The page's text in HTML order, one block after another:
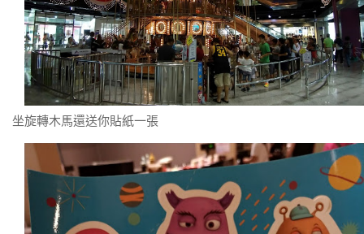
坐旋轉木馬還送你貼紙一張